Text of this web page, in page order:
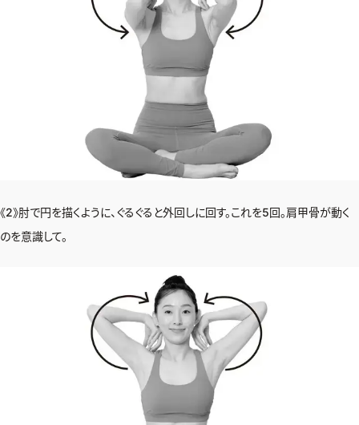
《2》肘で円を描くように、ぐるぐると外回しに回す。これを5回。肩甲骨が動く
のを意識して。